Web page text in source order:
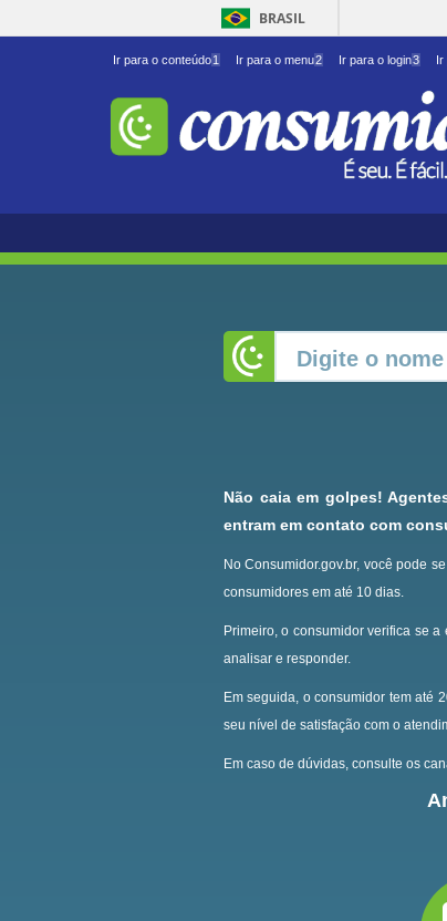
BRASIL
Ir para o conteúdo1 Ir para o menu2 Ir para o login3 Ir
Não caia em golpes!
entram em contato com
No Consumidor.gov.br, você pode
consumidores em até 10 dias.
Primeiro, o consumidor verifica se
analisar e responder.
Em seguida, o consumidor tem até
seu nível de satisfação com o
Em caso de dúvidas, consulte os